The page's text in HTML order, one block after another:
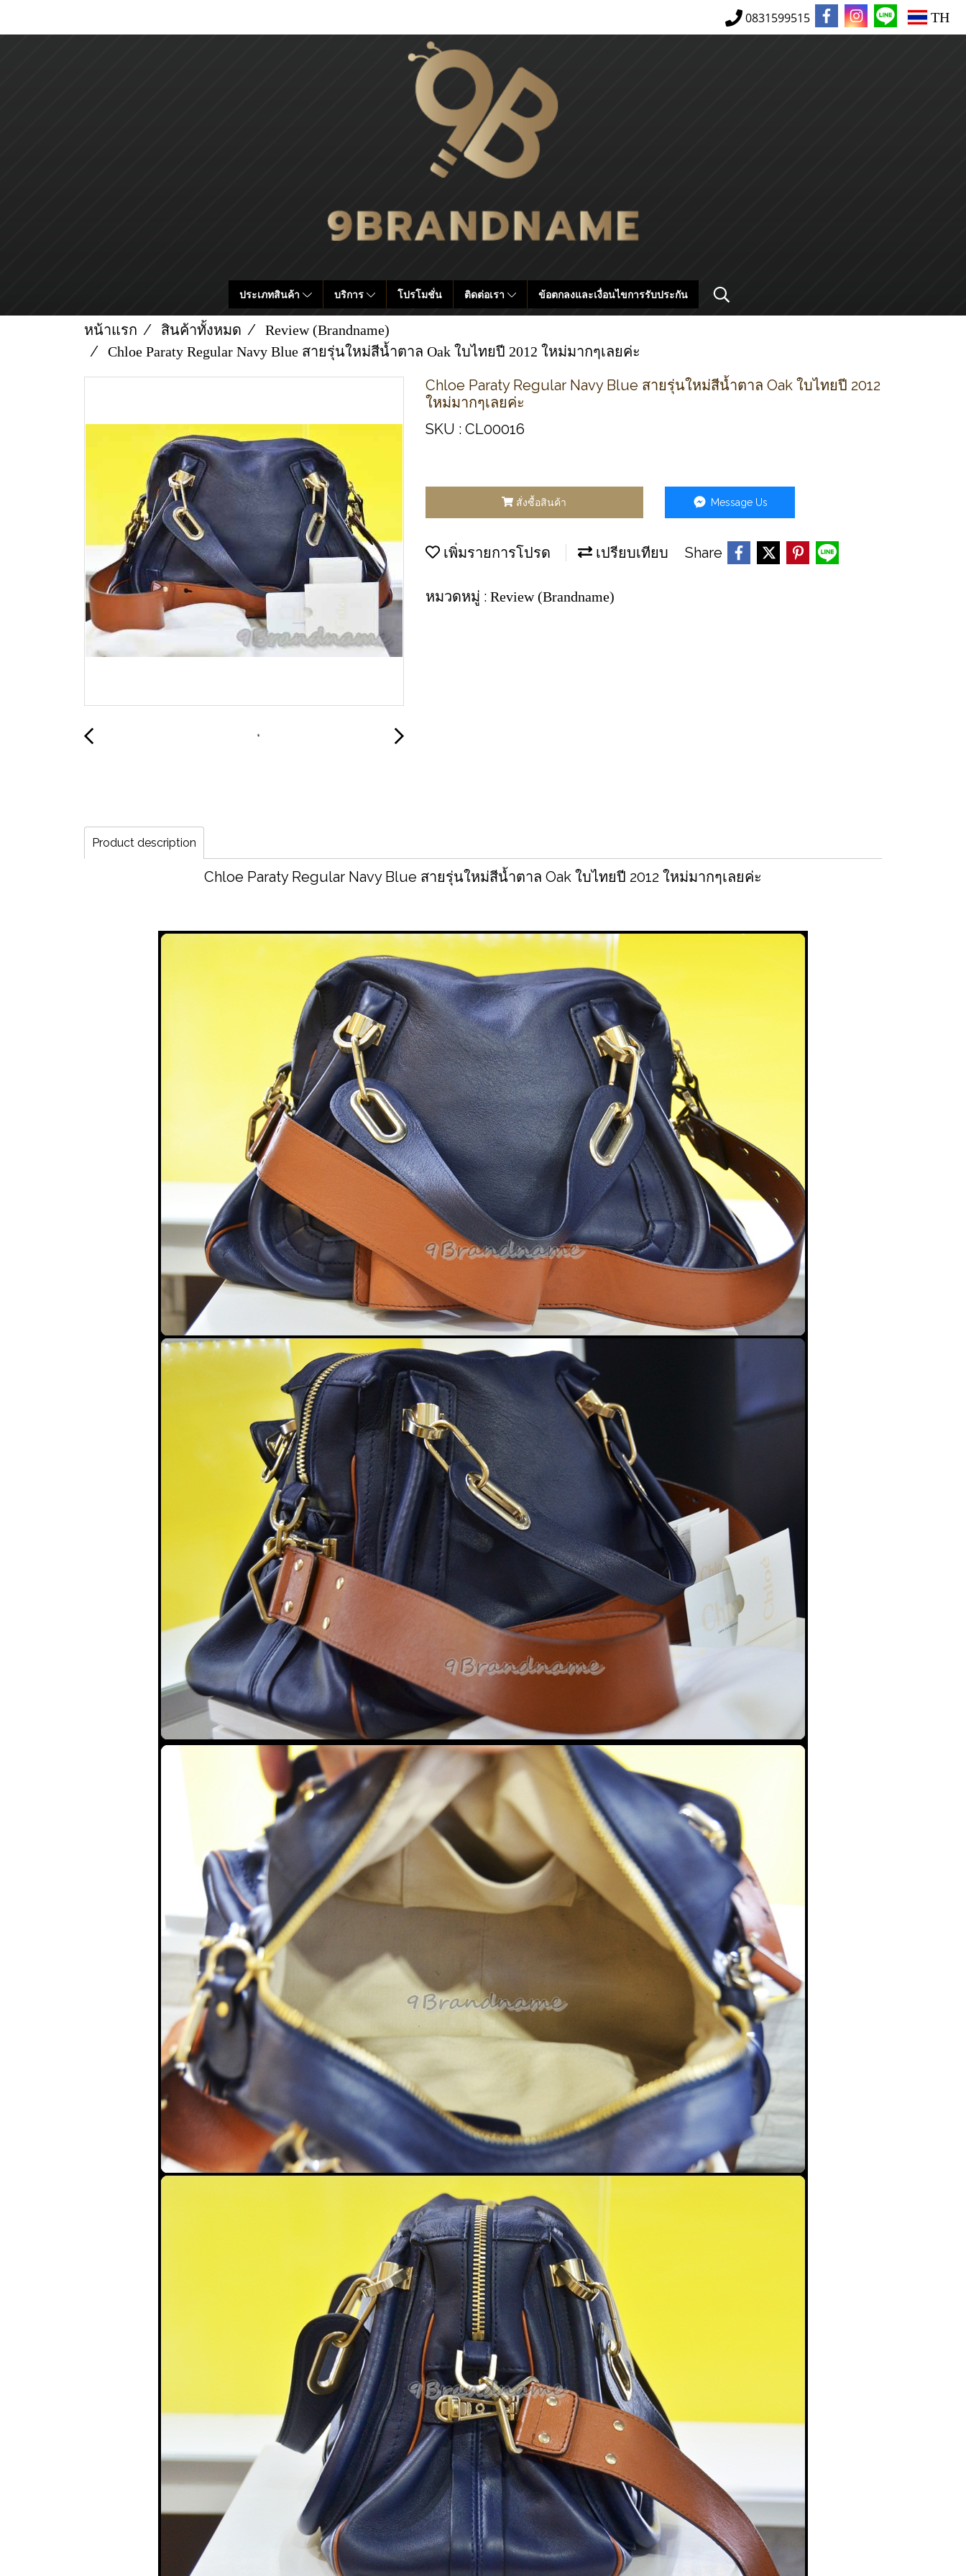
0831599515 TH
ประเภทสินค้า บริการ โปรโมชั่น ติดต่อเรา ข้อตกลงและเงื่อนไขการรับประกัน
หน้าแรก สินค้าทั้งหมด
Review (Brandname)
Chloe Paraty Regular Navy Blue สายรุ่นใหม่สีน้ำตาล Oak ใบไทยปี 2012 ใหม่มากๆเลยค่ะ
Chloe Paraty Regular Navy Blue สายรุ่นใหม่สีน้ำตาล Oak ใบไทยปี 2012
ใหม่มากๆเลยค่ะ
SKU : CL00016
สั่งซื้อสินค้า Message Us
เพิ่มรายการโปรด เปรียบเทียบ Share
หมวดหมู่ : Review (Brandname)
Product description
Chloe Paraty Regular Navy Blue สายรุ่นใหม่สีน้ำตาล Oak ใบไทยปี 2012 ใหม่มากๆเลยค่ะ